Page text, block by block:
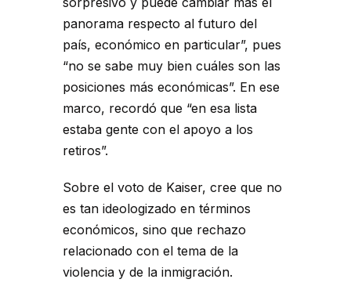
panorama respecto al futuro del
país, económico en particular”, pues
“no se sabe muy bien cuáles son las
posiciones más económicas”. En ese
marco, recordó que “en esa lista
estaba gente con el apoyo a los
retiros”.
Sobre el voto de Kaiser, cree que no
es tan ideologizado en términos
económicos, sino que rechazo
relacionado con el tema de la
violencia y de la inmigración.